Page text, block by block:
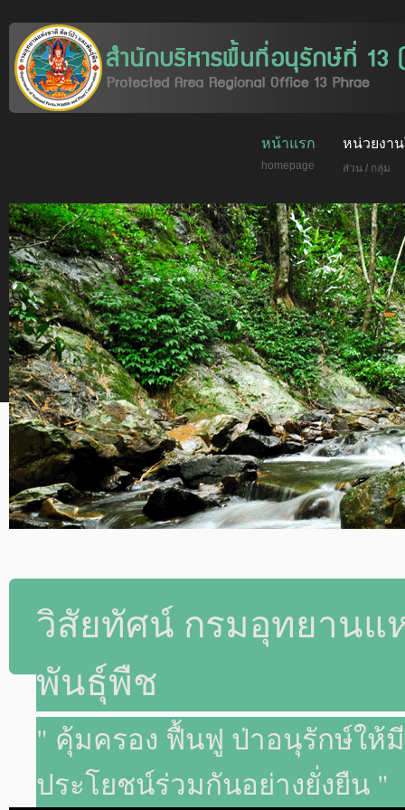
หน่วยงา
ส่วน / กลุ่ม
หน้าแรก
homepage
วิสัยทัศน์ กรมอุทยานแ
พันธุ์พืช
" คุ้มครอง ฟื้นฟู ป่าอนุรักษ์ให้
ประโยชน์ร่วมกันอย่างยั่งยืน "